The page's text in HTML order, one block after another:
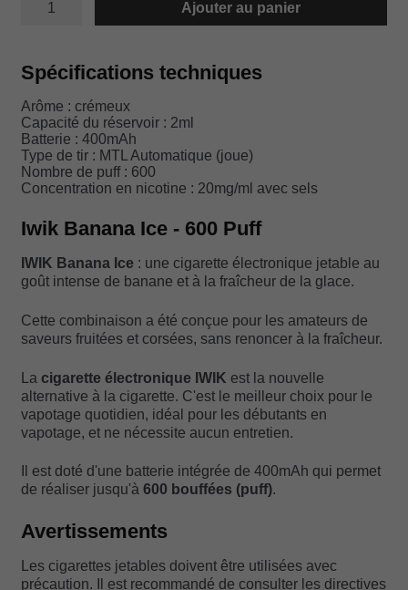
ICE
CREAM
Ajouter au panier
Spécifications techniques
Arôme : crémeux
Capacité du réservoir : 2ml
Batterie : 400mAh
Type de tir : MTL Automatique (joue)
Nombre de puff : 600
Concentration en nicotine : 20mg/ml avec sels
Iwik Banana Ice - 600 Puff
IWIK Banana Ice : une cigarette électronique jetable au
goût intense de banane et à la fraîcheur de la glace.
Cette combinaison a été conçue pour les amateurs de
saveurs fruitées et corsées, sans renoncer à la fraîcheur.
La cigarette électronique IWIK est la nouvelle
alternative à la cigarette. C'est le meilleur choix pour le
vapotage quotidien, idéal pour les débutants en
vapotage, et ne nécessite aucun entretien.
Il est doté d'une batterie intégrée de 400mAh qui permet
de réaliser jusqu'à 600 bouffées (puff).
Avertissements
Les cigarettes jetables doivent être utilisées avec
précaution. Il est recommandé de consulter les directives